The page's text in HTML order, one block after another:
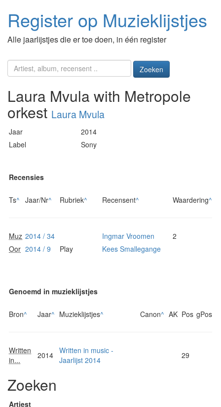
Register op Muzieklijstjes
Alle jaarlijstjes die er toe doen, in één register
Zoeken
Laura Mvula with Metropole
orkest Laura Mvula
Jaar
2014
Label
Sony
Recensies
Ts^ Jaar/Nr^ Rubriek^ Recensent^ Waardering^
Muz 2014 / 34 Ingmar Vroomen
2
Oor 2014 / 9 Play Kees Smallegange
Genoemd in muzieklijstjes
Bron^ Jaar^ Muzieklijstjes^ Canon^ AK Pos gPos
Written
in...
2014 Written in music -
Jaarlijst 2014
29
Zoeken
Artiest